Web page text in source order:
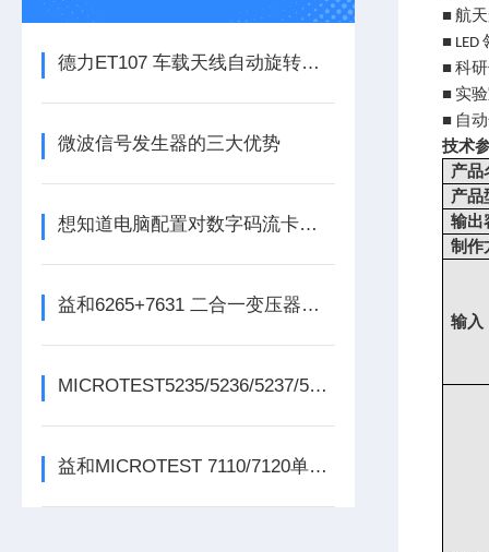
德力ET107 车载天线自动旋转平台
微波信号发生器的三大优势
想知道电脑配置对数字码流卡的影响不妨看看这些
益和6265+7631 二合一变压器综合测试系统
MICROTEST5235/5236/5237/5238变压器测试仪
益和MICROTEST 7110/7120单相功率电表
■ 航
■ LED
■ 科
■ 实
■ 自
技术
产品
产品
输出
制作
输入